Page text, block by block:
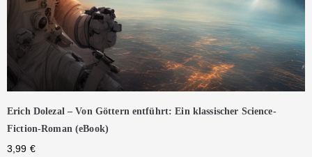
Erich Dolezal – Von Göttern entführt: Ein klassischer Science-
Fiction-Roman (eBook)
3,99 €